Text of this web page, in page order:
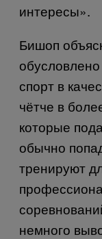
интересы».
Бишоп
спорт в
чётче в
которые
обычно
тренируют
немного